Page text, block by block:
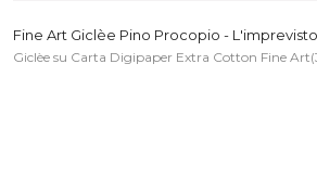
Fine Art Giclèe Pino Procopio - L'imprevisto
Giclèe su Carta Digipaper Extra Cotton Fine